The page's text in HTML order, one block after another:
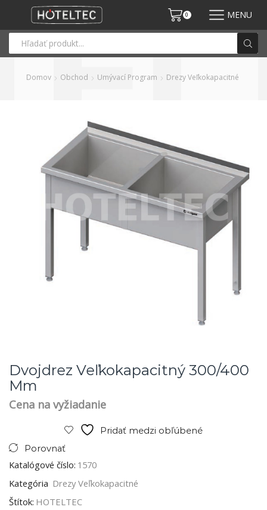
0 MENU
Domov Obchod Umývací Program Drezy Veľkokapacitné
Dvojdrez Veľkokapacitný 300/400
Mm
Cena na vyžiadanie
Pridať medzi obľúbené
Porovnať
Katalógové číslo: 1570
Kategória Drezy Veľkokapacitné
Štítok: HOTELTEC